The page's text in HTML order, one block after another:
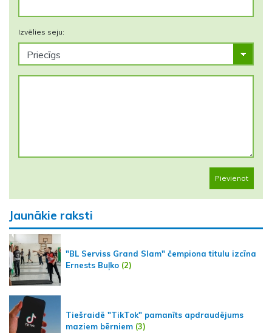
Izvēlies seju:
Pievienot
Jaunākie raksti
"BL Serviss Grand Slam" čempiona titulu izcīna
Ernests Buļko (2)
Tiešraidē "TikTok" pamanīts apdraudējums
maziem bērniem (3)